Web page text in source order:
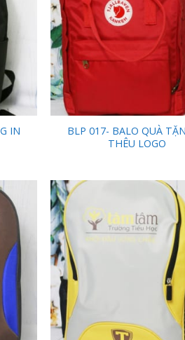
IN
BLP 017- BALO QUÀ
THÊU LOGO
Add to